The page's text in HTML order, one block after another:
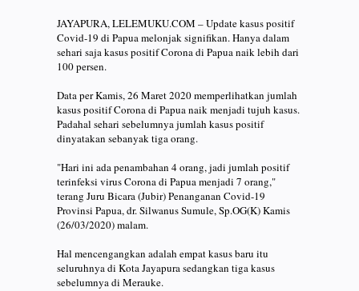
JAYAPURA, LELEMUKU.COM – Update kasus positif
Covid-19 di Papua melonjak signifikan. Hanya dalam
sehari saja kasus positif Corona di Papua naik lebih dari
100 persen. ⠀
Data per Kamis, 26 Maret 2020 memperlihatkan jumlah
kasus positif Corona di Papua naik menjadi tujuh kasus.
Padahal sehari sebelumnya jumlah kasus positif
dinyatakan sebanyak tiga orang.⠀
"Hari ini ada penambahan 4 orang, jadi jumlah positif
terinfeksi virus Corona di Papua menjadi 7 orang,"
terang Juru Bicara (Jubir) Penanganan Covid-19
Provinsi Papua, dr. Silwanus Sumule, Sp.OG(K) Kamis
(26/03/2020) malam.⠀
Hal mencengangkan adalah empat kasus baru itu
seluruhnya di Kota Jayapura sedangkan tiga kasus
sebelumnya di Merauke. ⠀